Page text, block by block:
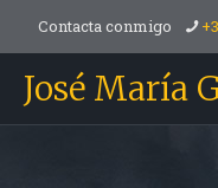
Contacta conmigo
José María